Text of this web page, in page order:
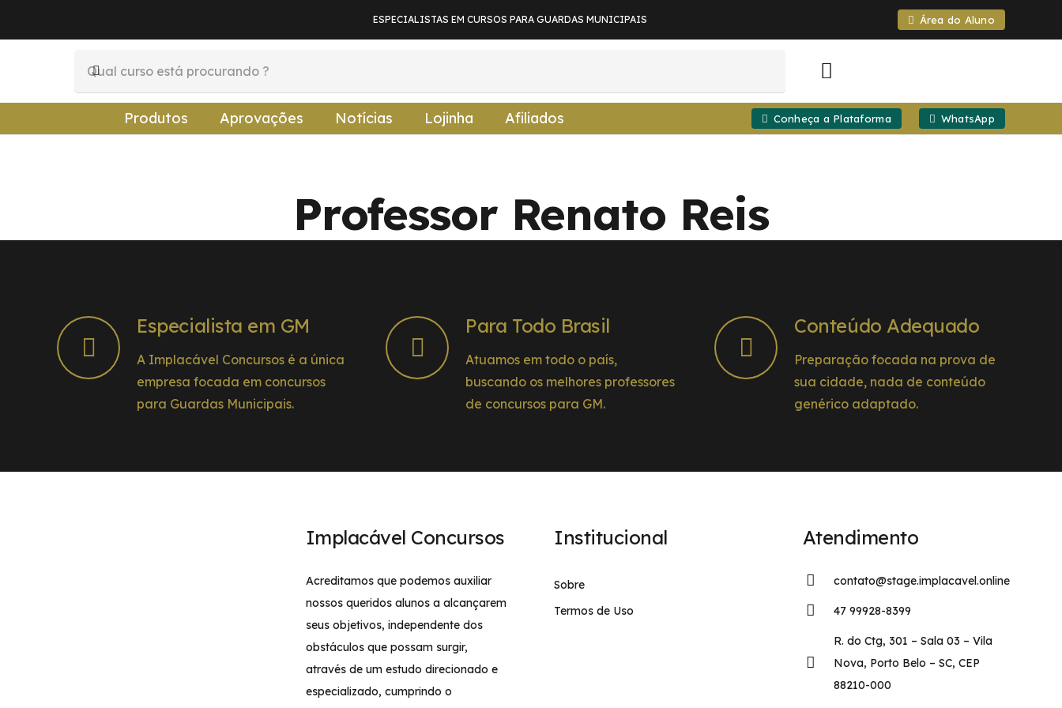
ESPECIALISTAS EM CURSOS PARA GUARDAS MUNICIPAIS Área do Aluno
Produtos Aprovações Notícias Lojinha Afiliados Conheça a Plataforma WhatsApp
Professor Renato Reis
Especialista em GM
A Implacável Concursos é a única
empresa focada em concursos
para Guardas Municipais.
Para Todo Brasil
Atuamos em todo o país,
buscando os melhores professores
de concursos para GM.
Conteúdo Adequado
Preparação focada na prova de
sua cidade, nada de conteúdo
genérico adaptado.
Implacável Concursos
Acreditamos que podemos auxiliar
nossos queridos alunos a alcançarem
seus objetivos, independente dos
obstáculos que possam surgir,
através de um estudo direcionado e
especializado, cumprindo o
Institucional
Sobre
Termos de Uso
Atendimento
contato@stage.implacavel.online
47 99928-8399
R. do Ctg, 301 – Sala 03 – Vila
Nova, Porto Belo – SC, CEP
88210-000